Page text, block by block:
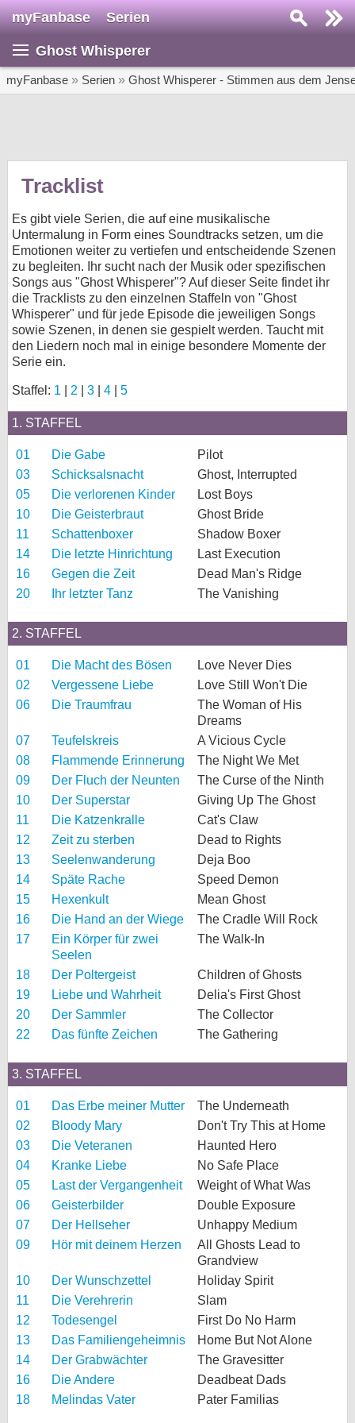
myFanbase Serien
Ghost Whisperer
myFanbase » Serien » Ghost Whisperer - Stimmen aus dem
Tracklist
Es gibt viele Serien, die auf eine musikalische
Untermalung in Form eines Soundtracks setzen, um die
Emotionen weiter zu vertiefen und entscheidende Szenen
zu begleiten. Ihr sucht nach der Musik oder spezifischen
Songs aus "Ghost Whisperer"? Auf dieser Seite findet ihr
die Tracklists zu den einzelnen Staffeln von "Ghost
Whisperer" und für jede Episode die jeweiligen Songs
sowie Szenen, in denen sie gespielt werden. Taucht mit
den Liedern noch mal in einige besondere Momente der
Serie ein.
Staffel: 1 2 3 4 5
1. STAFFEL
01 Die Gabe
Pilot
03
Schicksalsnacht
Ghost, Interrupted
05
Die verlorenen Kinder
Lost Boys
10
Die Geisterbraut
Ghost Bride
11
Schattenboxer
Shadow Boxer
14
Die letzte Hinrichtung
Last Execution
16
Gegen die Zeit
Dead Man's Ridge
20
Ihr letzter Tanz The Vanishing
2. STAFFEL
01 Die Macht des Bösen
Love Never Dies
02
Vergessene Liebe
Love Still Won't Die
06
Die Traumfrau
The Woman of His
Dreams
07
Teufelskreis
A Vicious Cycle
08
Flammende Erinnerung
The Night We Met
09
Der Fluch der Neunten
The Curse of the Ninth
10
Der Superstar
Giving Up The Ghost
11
Die Katzenkralle
Cat's Claw
12
Zeit zu sterben
Dead to Rights
13
Seelenwanderung
Deja Boo
14
Späte Rache
Speed Demon
15
Hexenkult
Mean Ghost
16
Die Hand an der Wiege
The Cradle Will Rock
17
Ein Körper für zwei
Seelen
The Walk-In
18 Der Poltergeist
Children of Ghosts
19
Liebe und Wahrheit
Delia's First Ghost
20
Der Sammler
The Collector
22
Das fünfte Zeichen The Gathering
3. STAFFEL
01 Das Erbe meiner Mutter
The Underneath
02
Bloody Mary
Don't Try This at Home
03
Die Veteranen
Haunted Hero
04
Kranke Liebe
No Safe Place
05
Last der Vergangenheit
Weight of What Was
06
Geisterbilder
Double Exposure
07
Der Hellseher
Unhappy Medium
09
Hör mit deinem Herzen
All Ghosts Lead to
Grandview
10
Der Wunschzettel
Holiday Spirit
11
Die Verehrerin
Slam
12
Todesengel
First Do No Harm
13
Das Familiengeheimnis
Home But Not Alone
14
Der Grabwächter
The Gravesitter
16
Die Andere
Deadbeat Dads
18
Melindas Vater Pater Familias
Serie suchen...
SERIEN
KULTUR
Specials
SERVICE
Gewinnspiele
Forum
bei Facebook
Kontakt
Nutzungsbedingungen
Datenschutz
Cookie-Einstellungen
Impressum
myFanbase